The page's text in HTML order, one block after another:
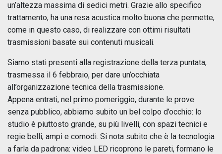
un’altezza massima di sedici metri. Grazie allo specifico
trattamento, ha una resa acustica molto buona che permette,
come in questo caso, di realizzare con ottimi risultati
trasmissioni basate sui contenuti musicali.
Siamo stati presenti alla registrazione della terza puntata,
trasmessa il 6 febbraio, per dare un’occhiata
all’organizzazione tecnica della trasmissione.
Appena entrati, nel primo pomeriggio, durante le prove
senza pubblico, abbiamo subito un bel colpo d’occhio: lo
studio è piuttosto grande, su più livelli, con spazi tecnici e
regie belli, ampi e comodi. Si nota subito che è la tecnologia
a farla da padrona: video LED ricoprono le pareti, formano le